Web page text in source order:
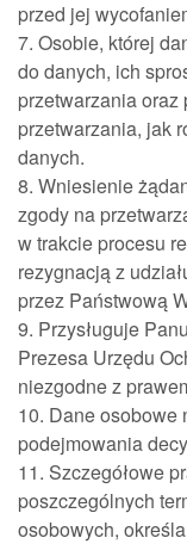
przed jej
7. Osobie, której
do danych, ich
przetwarzania
przetwarzania, jak
danych.
8. Wniesienie
zgody na
w trakcie procesu
rezygnacją z
przez Państwową
9. Przysługuje
Prezesa Urzędu
niezgodne z
10. Dane osobowe
podejmowania
11. Szczegółowe
poszczególnych
osobowych,